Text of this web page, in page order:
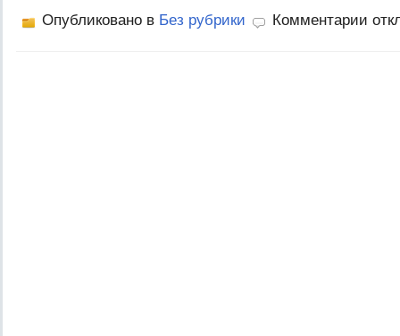
Опубликовано в Без рубрики Комментарии